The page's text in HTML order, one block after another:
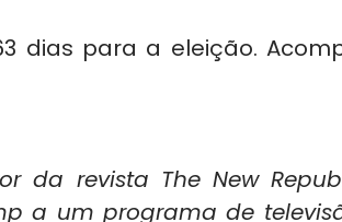
dias para a eleição.
da revista The New
a um programa de